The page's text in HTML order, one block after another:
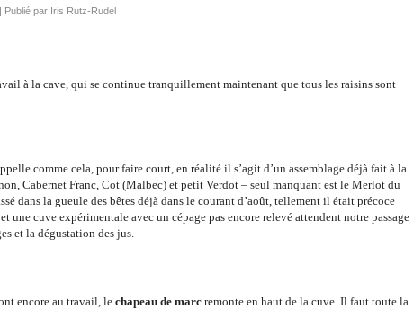
| Publié par Iris Rutz-Rudel
à la cave, qui se continue tranquillement maintenant que tous les raisins sont
comme cela, pour faire court, en réalité il s’agit d’un assemblage déjà fait à la
Cabernet Franc, Cot (Malbec) et petit Verdot – seul manquant est le Merlot du
dans la gueule des bêtes déjà dans le courant d’août, tellement il était précoce
et une cuve expérimentale avec un cépage pas encore relevé attendent notre passage
et la dégustation des jus.
encore au travail, le chapeau de marc remonte en haut de la cuve. Il faut toute la